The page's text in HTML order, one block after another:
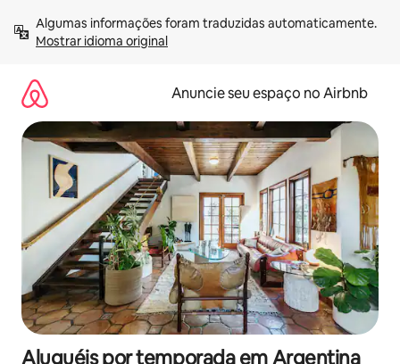
para
Mostrar idioma original
Anuncie seu espaço no Airbnb
Aluguéis por temporada em Argentina